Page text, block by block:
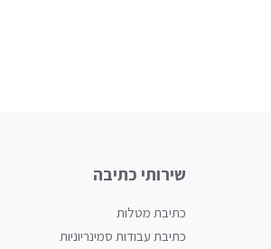
שירותי כתיבה
כתיבת מטלות
כתיבת עבודות סמינריוניות